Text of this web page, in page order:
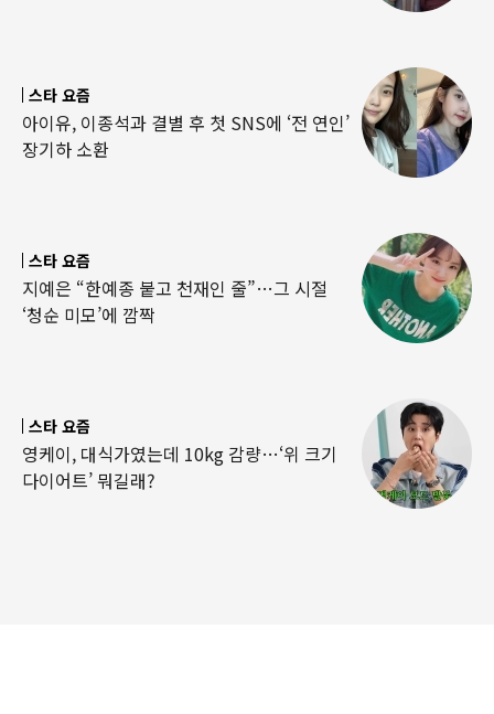
스타 요즘
아이유, 이종석과 결별 후 첫 SNS에 ‘전 연인’
장기하 소환
스타 요즘
지예은 “한예종 붙고 천재인 줄”…그 시절
‘청순 미모’에 깜짝
스타 요즘
영케이, 대식가였는데 10kg 감량…‘위 크기
다이어트’ 뭐길래?